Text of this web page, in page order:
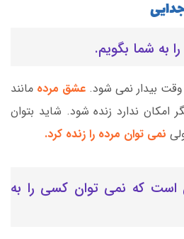
به شما بگویم.
بیدار نمی شود. عشق مرده مانند
امکان ندارد زنده شود. شاید بتوان
نمی توان مرده را زنده کرد.
است که نمی توان کسی را به